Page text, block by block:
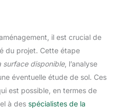
il est crucial de
du projet. Cette étape
surface disponible, l’analyse
éventuelle étude de sol. Ces
est possible, en termes de
à des spécialistes de la